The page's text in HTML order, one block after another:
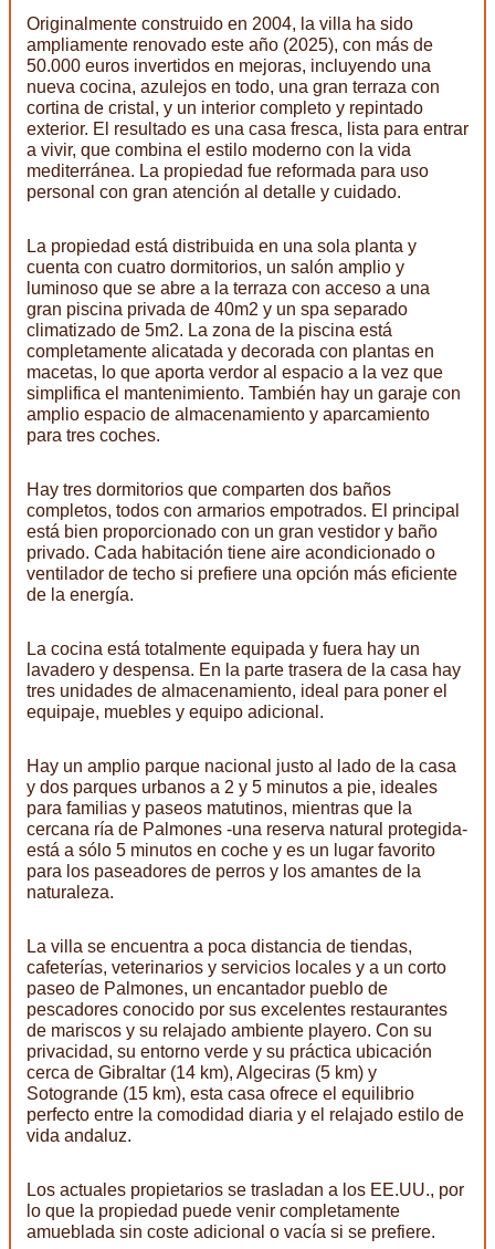
Originalmente construido en 2004, la villa ha sido
ampliamente renovado este año (2025), con más de
50.000 euros invertidos en mejoras, incluyendo una
nueva cocina, azulejos en todo, una gran terraza con
cortina de cristal, y un interior completo y repintado
exterior. El resultado es una casa fresca, lista para entrar
a vivir, que combina el estilo moderno con la vida
mediterránea. La propiedad fue reformada para uso
personal con gran atención al detalle y cuidado.
La propiedad está distribuida en una sola planta y
cuenta con cuatro dormitorios, un salón amplio y
luminoso que se abre a la terraza con acceso a una
gran piscina privada de 40m2 y un spa separado
climatizado de 5m2. La zona de la piscina está
completamente alicatada y decorada con plantas en
macetas, lo que aporta verdor al espacio a la vez que
simplifica el mantenimiento. También hay un garaje con
amplio espacio de almacenamiento y aparcamiento
para tres coches.
Hay tres dormitorios que comparten dos baños
completos, todos con armarios empotrados. El principal
está bien proporcionado con un gran vestidor y baño
privado. Cada habitación tiene aire acondicionado o
ventilador de techo si prefiere una opción más eficiente
de la energía.
La cocina está totalmente equipada y fuera hay un
lavadero y despensa. En la parte trasera de la casa hay
tres unidades de almacenamiento, ideal para poner el
equipaje, muebles y equipo adicional.
Hay un amplio parque nacional justo al lado de la casa
y dos parques urbanos a 2 y 5 minutos a pie, ideales
para familias y paseos matutinos, mientras que la
cercana ría de Palmones -una reserva natural protegida-
está a sólo 5 minutos en coche y es un lugar favorito
para los paseadores de perros y los amantes de la
naturaleza.
La villa se encuentra a poca distancia de tiendas,
cafeterías, veterinarios y servicios locales y a un corto
paseo de Palmones, un encantador pueblo de
pescadores conocido por sus excelentes restaurantes
de mariscos y su relajado ambiente playero. Con su
privacidad, su entorno verde y su práctica ubicación
cerca de Gibraltar (14 km), Algeciras (5 km) y
Sotogrande (15 km), esta casa ofrece el equilibrio
perfecto entre la comodidad diaria y el relajado estilo de
vida andaluz.
Los actuales propietarios se trasladan a los EE.UU., por
lo que la propiedad puede venir completamente
amueblada sin coste adicional o vacía si se prefiere.